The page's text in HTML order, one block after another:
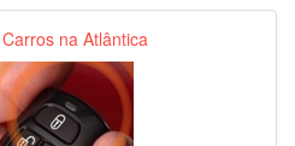
na Atlântica